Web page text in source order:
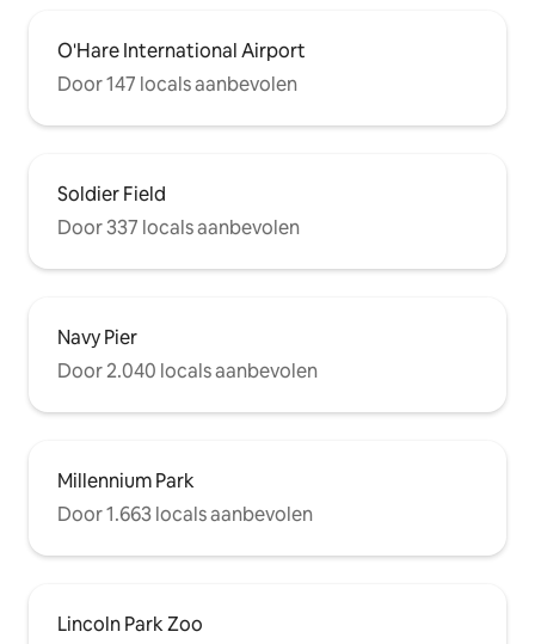
O'Hare International Airport
Door 147 locals aanbevolen
Soldier Field
Door 337 locals aanbevolen
Navy Pier
Door 2.040 locals aanbevolen
Millennium Park
Door 1.663 locals aanbevolen
Lincoln Park Zoo